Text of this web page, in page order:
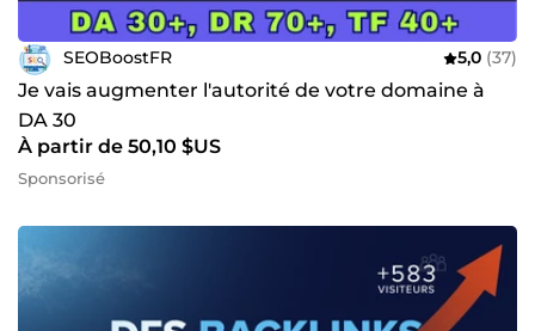
SEOBoostFR 5,0 (37)
Je vais augmenter l'autorité de votre domaine à
DA 30
À partir de 50,10 $US
Sponsorisé